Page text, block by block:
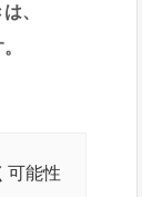
、
可能性